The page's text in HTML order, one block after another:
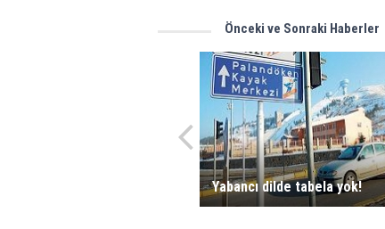
Önceki ve Sonraki Haberler
Yabancı dilde tabela yok!